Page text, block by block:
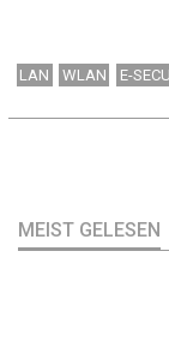
LAN WLAN E-
MEIST GELESEN